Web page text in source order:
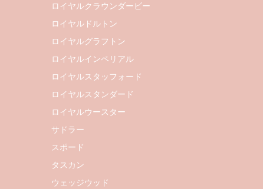
ロイヤルクラウンダービー
ロイヤルドルトン
ロイヤルグラフトン
ロイヤルインペリアル
ロイヤルスタッフォード
ロイヤルスタンダード
ロイヤルウースター
サドラー
スポード
タスカン
ウェッジウッド